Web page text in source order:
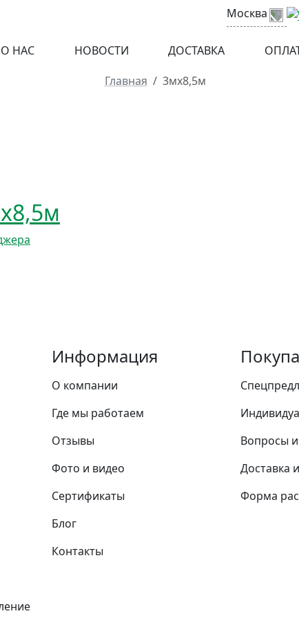
Москва
О НАС НОВОСТИ ДОСТАВКА
Главная
3мх8,5м
Информация
О компании
Где мы работаем
Отзывы
Фото и видео
Сертификаты
Блог
Контакты
Вопросы
Доставка
Форма